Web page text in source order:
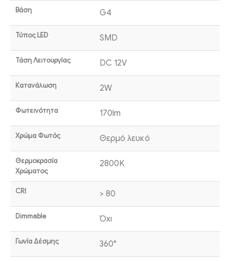
Βάση G4
Τύπος LED SMD
Τάση Λειτουργίας DC 12V
Κατανάλωση 2W
Φωτεινότητα 170lm
Χρώμα Φωτός Θερμό λευκό
Θερμοκρασία
Χρώματος
2800K
CRI > 80
Dimmable Όχι
Γωνία Δέσμης 360°